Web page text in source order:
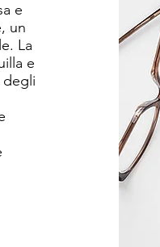
e
un
La
e
degli